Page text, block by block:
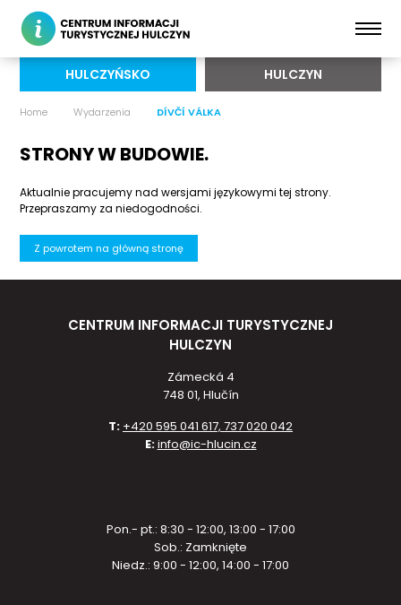
HULCZYŃSKO HULCZYN
Home Wydarzenia DÍVČÍ VÁLKA
STRONY W BUDOWIE.
Aktualnie pracujemy nad wersjami językowymi tej strony.
Przepraszamy za niedogodności.
Z powrotem na główną stronę
CENTRUM INFORMACJI TURYSTYCZNEJ
HULCZYN
Zámecká 4
748 01, Hlučín
T: +420 595 041 617, 737 020 042
E:info@ic-hlucin.cz
Pon.- pt.: 8:30 - 12:00, 13:00 - 17:00
Sob.: Zamknięte
Niedz.: 9:00 - 12:00, 14:00 - 17:00